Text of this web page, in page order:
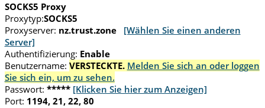
SOCKS5 Proxy
Proxytyp:SOCKS5
Proxyserver: nz.trust.zone
[Wählen Sie einen anderen
Server]
Authentifizierung: Enable
Benutzername: VERSTECKTE. Melden Sie sich an oder loggen
Sie sich ein, um zu sehen.
Passwort: ***** [Klicken Sie hier zum Anzeigen]
Port: 1194, 21, 22, 80